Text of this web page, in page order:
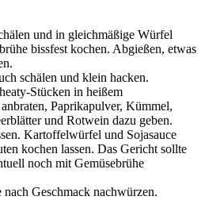
und in gleichmäßige Würfel
bissfest kochen. Abgießen, etwas
schälen und klein hacken.
Stücken in heißem
Paprikapulver, Kümmel,
und Rotwein dazu geben.
Kartoffelwürfel und Sojasauce
kochen lassen. Das Gericht sollte
noch mit Gemüsebrühe
Geschmack nachwürzen.